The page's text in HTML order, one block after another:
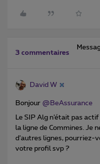
3 commentaires
David W
Bonjour @BeAssurance
Le SIP Alg n’était pas
la ligne de Commines. Je
d’autres lignes, pourriez-
votre profil svp ?